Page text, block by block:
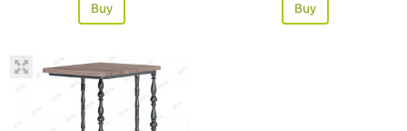
Buy Buy